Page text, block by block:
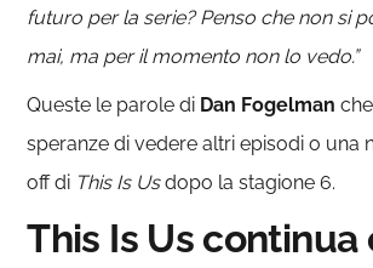
futuro per la serie? Penso che non si
mai, ma per il momento non lo vedo.”
Queste le parole di Dan Fogelman
speranze di vedere altri episodi o una
off di This Is Usdopo la stagione 6.
This Is Us continua